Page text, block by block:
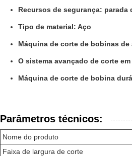
Recursos de segurança:
Tipo de material: Aço
Máquina de corte de bobinas
O sistema avançado de corte
Máquina de corte de bobina
Parâmetros técnicos:
Nome do produto
Faixa de largura de corte